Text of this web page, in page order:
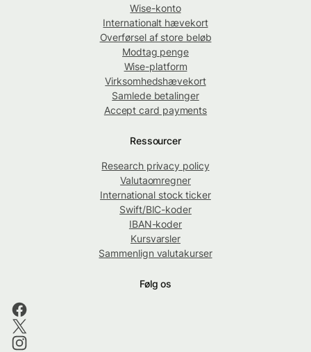
Wise-konto
Internationalt hævekort
Overførsel af store beløb
Modtag penge
Wise-platform
Virksomhedshævekort
Samlede betalinger
Accept card payments
Ressourcer
Research privacy policy
Valutaomregner
International stock ticker
Swift/BIC-koder
IBAN-koder
Kursvarsler
Sammenlign valutakurser
Følg os